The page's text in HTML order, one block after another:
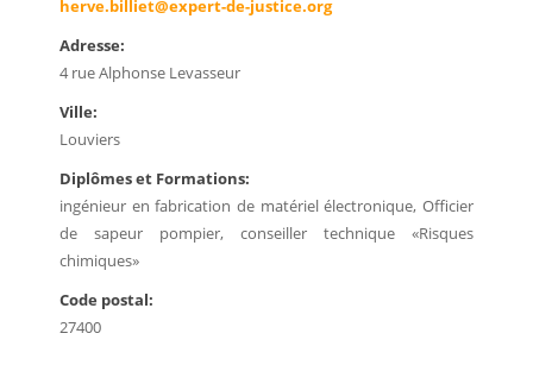
herve.billiet@expert-de-justice.org
Adresse:
4 rue Alphonse Levasseur
Ville:
Louviers
Diplômes et Formations:
ingénieur en fabrication de matériel électronique, Officier
de sapeur pompier, conseiller technique «Risques
chimiques»
Code postal:
27400